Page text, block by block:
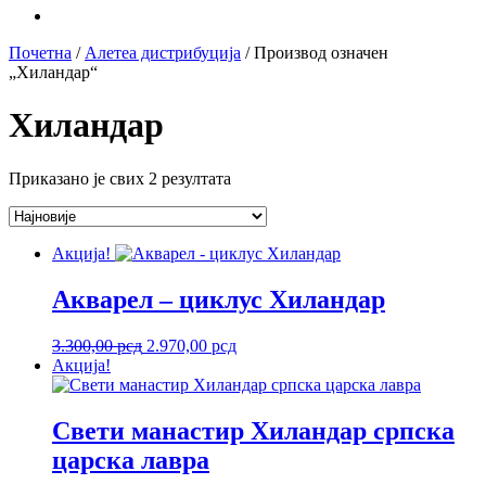
Почетна / Алетеа дистрибуција / Производ oзначен
„Хиландар“
Хиландар
Приказано је свих 2 резултата
најновијем
Акција!
Акварел – циклус Хиландар
3.300,00рсд Оригинална
је
2.970,00 рсдТренутна
је:
Акција!
Свети манастир Хиландар српска
царска лавра